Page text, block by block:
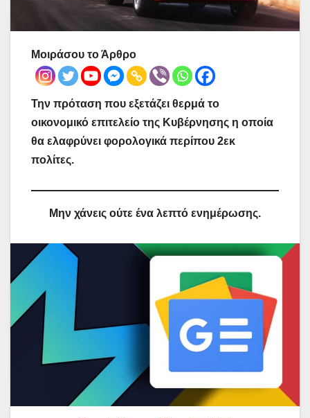
Μοιράσου το Άρθρο
Την πρόταση που εξετάζει θερμά το
οικονομικό επιτελείο της Κυβέρνησης η οποία
θα ελαφρύνει φορολογικά περίπου 2εκ
πολίτες.
Μην χάνεις ούτε ένα λεπτό ενημέρωσης.